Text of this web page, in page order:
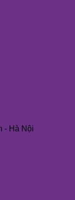
- Hà Nội